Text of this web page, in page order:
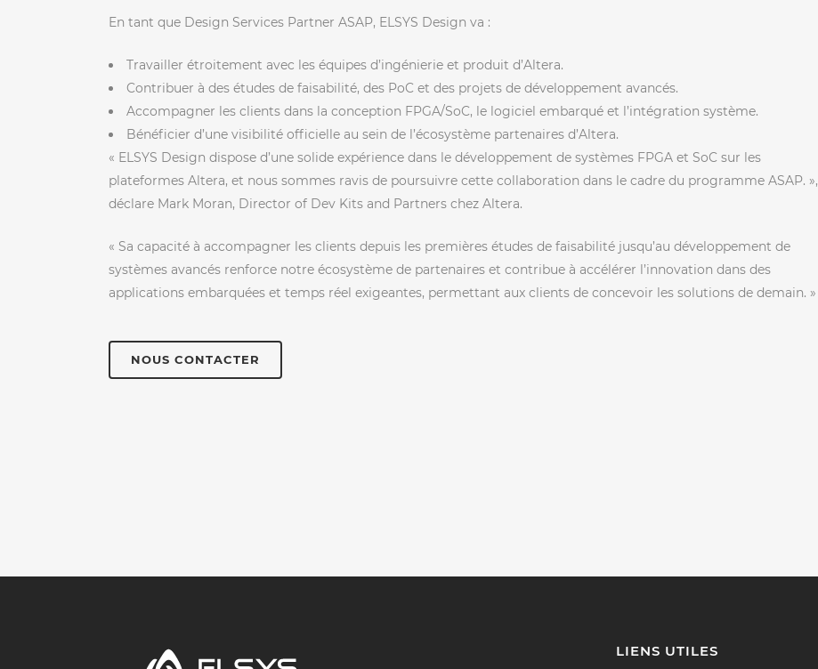
En tant que Design Services Partner ASAP, ELSYS Design va :
Travailler étroitement avec les équipes d’ingénierie et produit d’Altera.
Contribuer à des études de faisabilité, des PoC et des projets de développement avancés.
Accompagner les clients dans la conception FPGA/SoC, le logiciel embarqué et l’intégration système.
Bénéficier d’une visibilité officielle au sein de l’écosystème partenaires d’Altera.
« ELSYS Design dispose d’une solide expérience dans le développement de systèmes FPGA et SoC sur les
plateformes Altera, et nous sommes ravis de poursuivre cette collaboration dans le cadre du programme ASAP. »,
déclare Mark Moran, Director of Dev Kits and Partners chez Altera.
« Sa capacité à accompagner les clients depuis les premières études de faisabilité jusqu’au développement de
systèmes avancés renforce notre écosystème de partenaires et contribue à accélérer l’innovation dans des
applications embarquées et temps réel exigeantes, permettant aux clients de concevoir les solutions de demain. »
NOUS CONTACTER
LIENS UTILES